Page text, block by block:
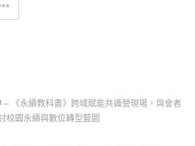
— 《永續教科書》跨域賦能共識營現場，與會者
校園永續與數位轉型藍圖